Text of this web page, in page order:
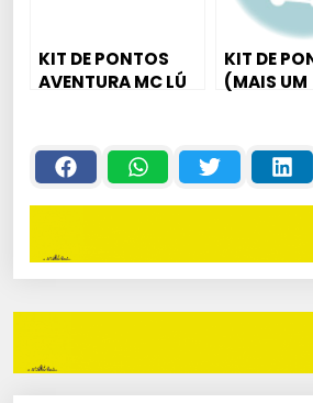
KIT DE PONTOS
AVENTURA MC LÚ
KIT DE
(MAIS UM
PROJECT ?